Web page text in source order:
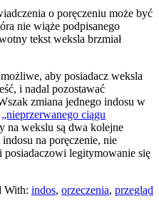
o poręczeniu może być
nie wiąże podpisanego
tekst weksla brzmiał
aby posiadacz weksla
i nadal pozostawać
zmiana jednego indosu w
„nieprzerwanego ciągu
na wekslu są dwa kolejne
na poręczenie, nie
legitymowanie się
With: indos, orzeczenia, przegląd